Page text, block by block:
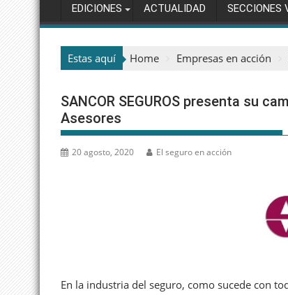
EDICIONES ACTUALIDAD SECCIONES
Estas aquí Home Empresas en acción
SANCOR SEGUROS presenta su
Asesores
20 agosto, 2020 El seguro en acción
En la industria del seguro, como sucede con